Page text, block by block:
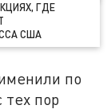
ГДЕ
США
по
тех пор